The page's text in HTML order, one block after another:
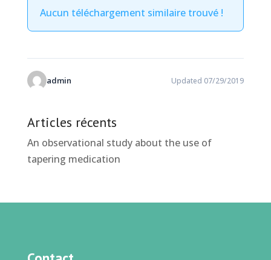
Aucun téléchargement similaire trouvé !
admin Updated 07/29/2019
Articles récents
An observational study about the use of
tapering medication